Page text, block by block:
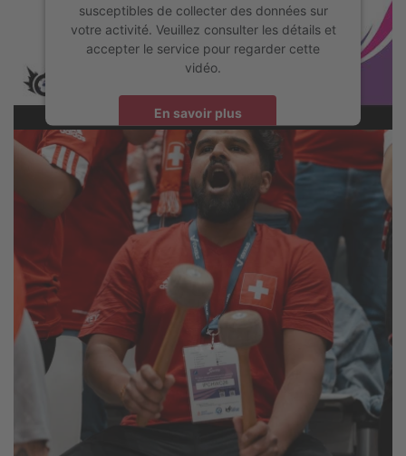
susceptibles de collecter des données sur
votre activité. Veuillez consulter les détails et
accepter le service pour regarder cette
vidéo.
En savoir plus
Accepter
Usercentrics Consent Management Platform
Highlights des Finals